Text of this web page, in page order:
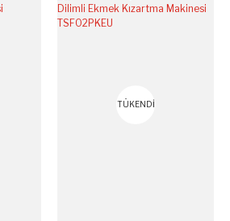
TÜKENDİ